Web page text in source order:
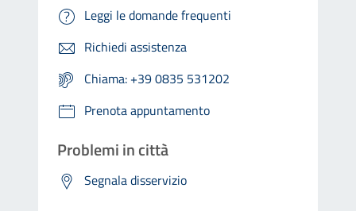
Leggi le domande frequenti
Richiedi assistenza
Chiama: +39 0835 531202
Prenota appuntamento
Problemi in città
Segnala disservizio